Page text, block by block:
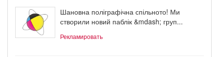
Шановна поліграфічна спільното! Ми
створили новий паблік &mdash; груп...
Рекламировать